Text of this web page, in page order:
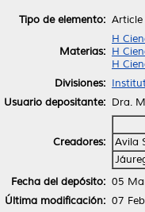
Tipo de elemento: Article
Materias:
H
H
H
Divisiones:
Usuario depositante: Dra.
Creadores:
Avila
Fecha del depósito: 05
Última modificación: 07